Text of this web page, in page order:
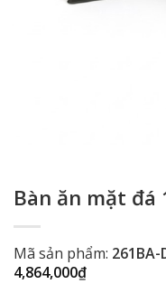
Bàn ăn mặt đá
Mã sản phẩm: 261BA-
4,864,000₫